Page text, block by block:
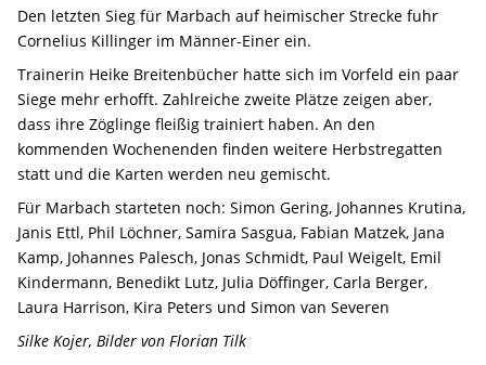
Den letzten Sieg für Marbach auf heimischer Strecke fuhr
Cornelius Killinger im Männer-Einer ein.
Trainerin Heike Breitenbücher hatte sich im Vorfeld ein paar
Siege mehr erhofft. Zahlreiche zweite Plätze zeigen aber,
dass ihre Zöglinge fleißig trainiert haben. An den
kommenden Wochenenden finden weitere Herbstregatten
statt und die Karten werden neu gemischt.
Für Marbach starteten noch: Simon Gering, Johannes Krutina,
Janis Ettl, Phil Löchner, Samira Sasgua, Fabian Matzek, Jana
Kamp, Johannes Palesch, Jonas Schmidt, Paul Weigelt, Emil
Kindermann, Benedikt Lutz, Julia Döffinger, Carla Berger,
Laura Harrison, Kira Peters und Simon van Severen
Silke Kojer, Bilder von Florian Tilk